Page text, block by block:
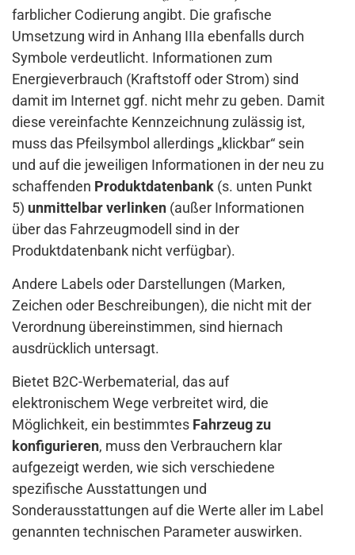
farblicher Codierung angibt. Die grafische
Umsetzung wird in Anhang IIIa ebenfalls durch
Symbole verdeutlicht. Informationen zum
Energieverbrauch (Kraftstoff oder Strom) sind
damit im Internet ggf. nicht mehr zu geben. Damit
diese vereinfachte Kennzeichnung zulässig ist,
muss das Pfeilsymbol allerdings „klickbar“ sein
und auf die jeweiligen Informationen in der neu zu
schaffenden Produktdatenbank (s. unten Punkt
5) unmittelbar verlinken (außer Informationen
über das Fahrzeugmodell sind in der
Produktdatenbank nicht verfügbar).
Andere Labels oder Darstellungen (Marken,
Zeichen oder Beschreibungen), die nicht mit der
Verordnung übereinstimmen, sind hiernach
ausdrücklich untersagt.
Bietet B2C-Werbematerial, das auf
elektronischem Wege verbreitet wird, die
Möglichkeit, ein bestimmtes Fahrzeug zu
konfigurieren, muss den Verbrauchern klar
aufgezeigt werden, wie sich verschiedene
spezifische Ausstattungen und
Sonderausstattungen auf die Werte aller im Label
genannten technischen Parameter auswirken.